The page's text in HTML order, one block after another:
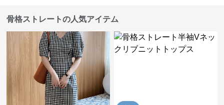
骨格ストレートの人気アイテム